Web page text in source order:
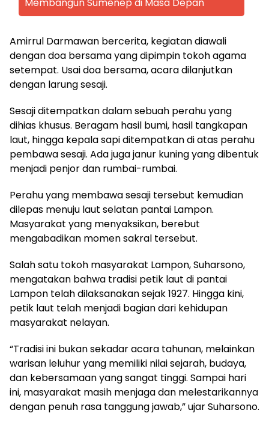
Amirrul Darmawan bercerita, kegiatan diawali
dengan doa bersama yang dipimpin tokoh agama
setempat. Usai doa bersama, acara dilanjutkan
dengan larung sesaji.
Sesaji ditempatkan dalam sebuah perahu yang
dihias khusus. Beragam hasil bumi, hasil tangkapan
laut, hingga kepala sapi ditempatkan di atas perahu
pembawa sesaji. Ada juga janur kuning yang dibentuk
menjadi penjor dan rumbai-rumbai.
Perahu yang membawa sesaji tersebut kemudian
dilepas menuju laut selatan pantai Lampon.
Masyarakat yang menyaksikan, berebut
mengabadikan momen sakral tersebut.
Salah satu tokoh masyarakat Lampon, Suharsono,
mengatakan bahwa tradisi petik laut di pantai
Lampon telah dilaksanakan sejak 1927. Hingga kini,
petik laut telah menjadi bagian dari kehidupan
masyarakat nelayan.
“Tradisi ini bukan sekadar acara tahunan, melainkan
warisan leluhur yang memiliki nilai sejarah, budaya,
dan kebersamaan yang sangat tinggi. Sampai hari
ini, masyarakat masih menjaga dan melestarikannya
dengan penuh rasa tanggung jawab,” ujar Suharsono.